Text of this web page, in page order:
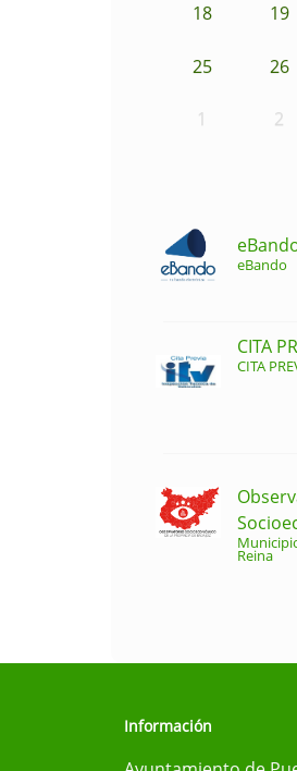
18 19
25 26
1 2
eBando
CITA
CITA
Reina
Información